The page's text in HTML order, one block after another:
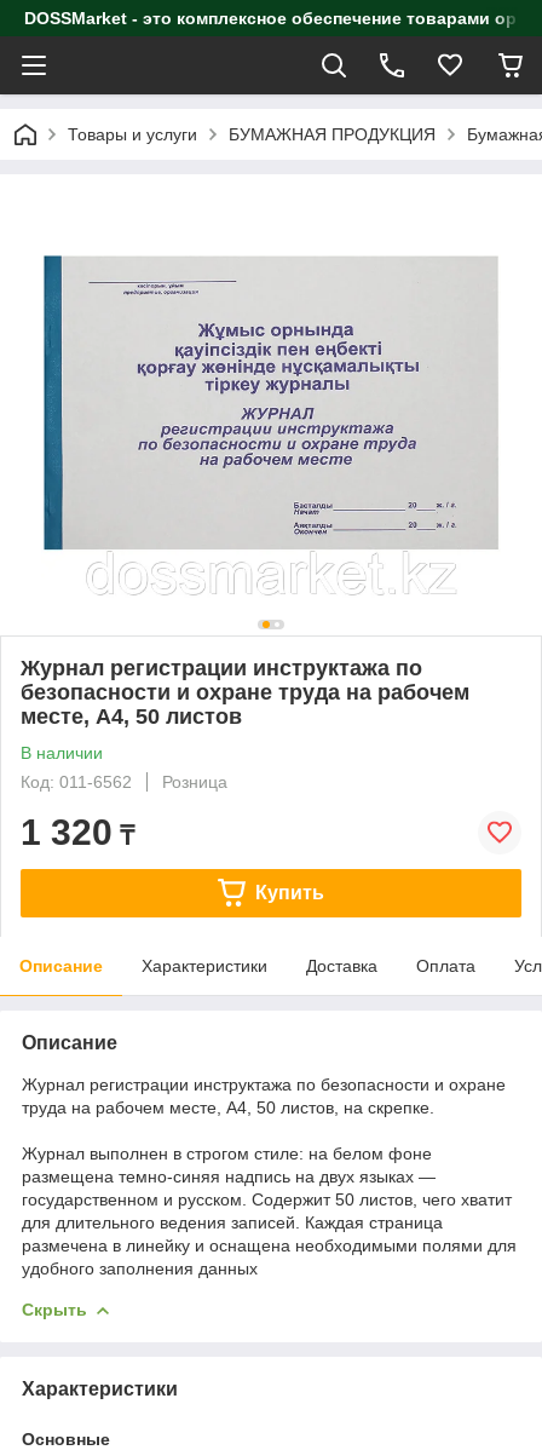
DOSSMarket - это комплексное обеспечение товарами
Товары и услуги БУМАЖНАЯ ПРОДУКЦИЯ
Журнал регистрации инструктажа по
безопасности и охране труда на рабочем
месте, А4, 50 листов
В наличии
Код: 011-6562
Розница
1 320 ₸
Купить
Описание Характеристики Доставка Оплата
Описание
Журнал регистрации инструктажа по безопасности и охране
труда на рабочем месте, А4, 50 листов, на скрепке.
Журнал выполнен в строгом стиле: на белом фоне
размещена темно-синяя надпись на двух языках —
государственном и русском. Содержит 50 листов, чего хватит
для длительного ведения записей. Каждая страница
размечена в линейку и оснащена необходимыми полями для
удобного заполнения данных
Скрыть
Характеристики
Основные